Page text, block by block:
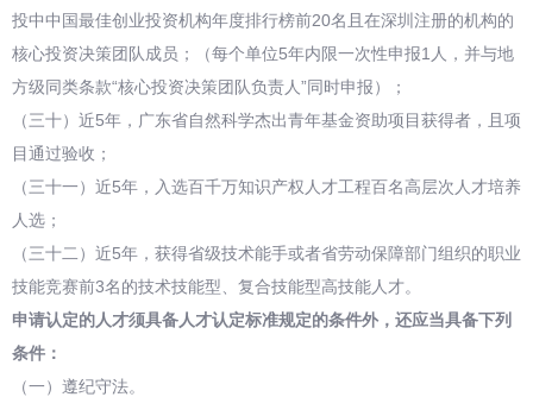
投中中国最佳创业投资机构年度排行榜前20名且在深圳注册的机构的
核心投资决策团队成员；（每个单位5年内限一次性申报1人，并与地
方级同类条款“核心投资决策团队负责人”同时申报）；
（三十）近5年，广东省自然科学杰出青年基金资助项目获得者，且项
目通过验收；
（三十一）近5年，入选百千万知识产权人才工程百名高层次人才培养
人选；
（三十二）近5年，获得省级技术能手或者省劳动保障部门组织的职业
技能竞赛前3名的技术技能型、复合技能型高技能人才。
申请认定的人才须具备人才认定标准规定的条件外，还应当具备下列
条件：
（一）遵纪守法。